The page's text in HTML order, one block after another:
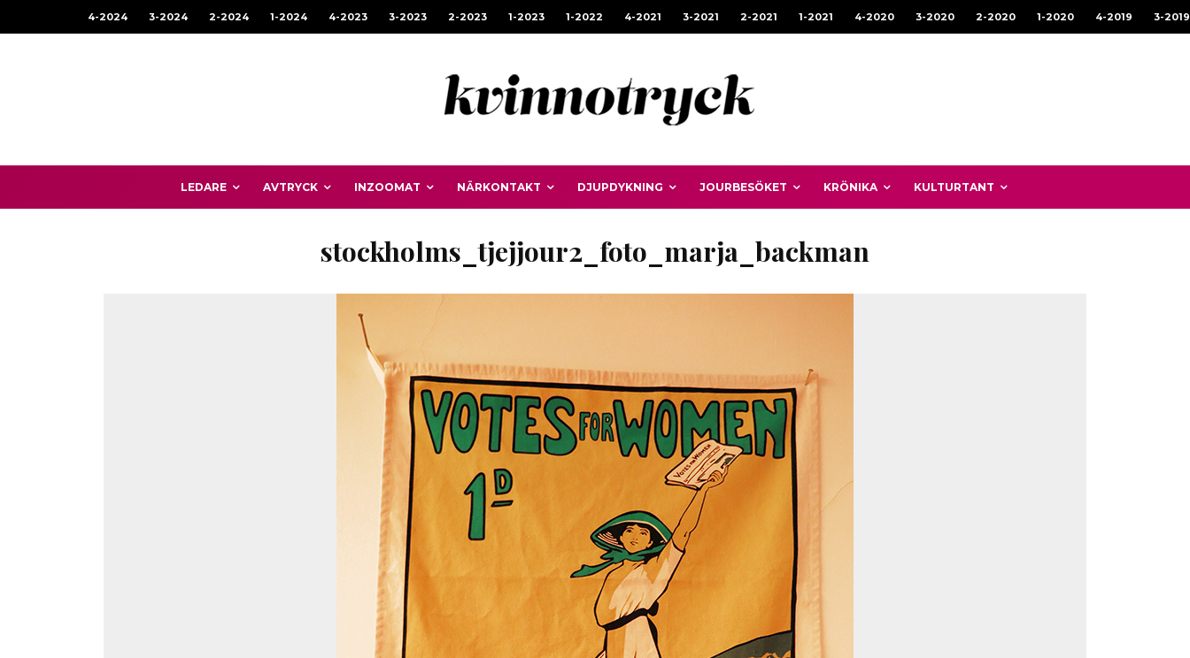
4-2024 3-2024 2-2024 1-2024 4-2023 3-2023 2-2023 1-2023 1-2022 4-2021 3-2021 2-2021 1-2021 4-2020 3-2020 2-2020 1-2020 4-2019 3-2019
LEDARE AVTRYCK INZOOMAT NÄRKONTAKT DJUPDYKNING JOURBESÖKET KRÖNIKA KULTURTANT
stockholms_tjejjour2_foto_marja_backman